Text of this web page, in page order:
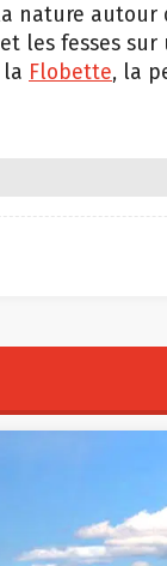
nature autour
les fesses sur
la Flobette, la